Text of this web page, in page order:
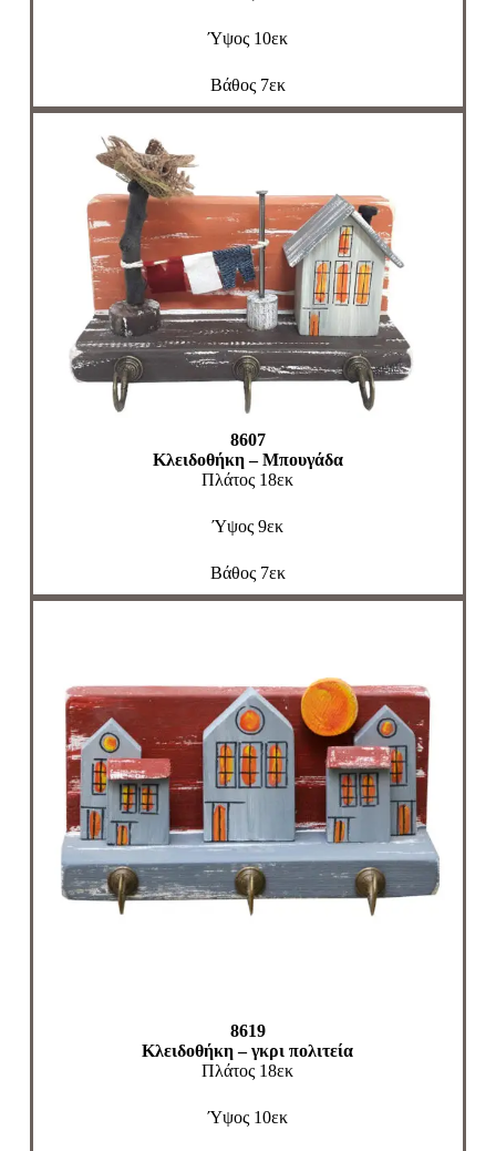
Ύψος 10εκ
Βάθος 7εκ
8607
Κλειδοθήκη – Μπουγάδα
Πλάτος 18εκ
Ύψος 9εκ
Βάθος 7εκ
8619
Κλειδοθήκη – γκρι πολιτεία
Πλάτος 18εκ
Ύψος 10εκ